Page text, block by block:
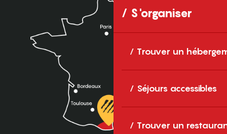
S'organiser
Trouver un
Séjours accessibles
Trouver un